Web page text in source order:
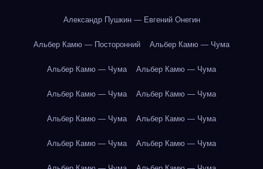
Александр Пушкин — Евгений Онегин
Альбер Камю — Посторонний Альбер Камю — Чума
Альбер Камю — Чума Альбер Камю — Чума
Альбер Камю — Чума Альбер Камю — Чума
Альбер Камю — Чума Альбер Камю — Чума
Альбер Камю — Чума Альбер Камю — Чума